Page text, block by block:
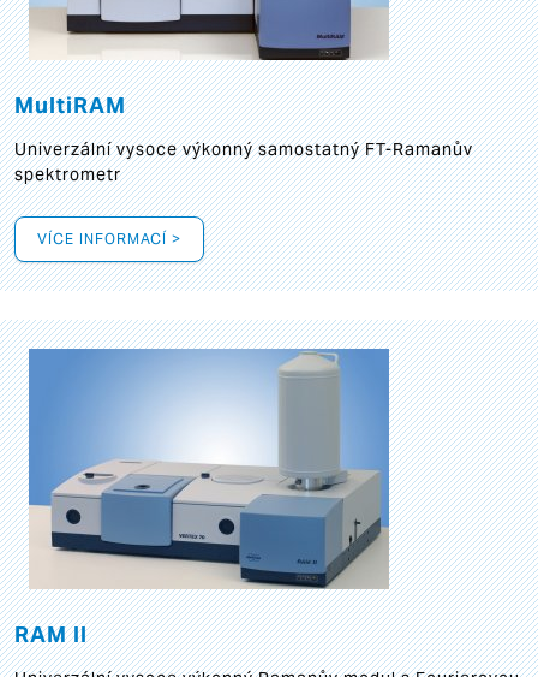
MultiRAM
Univerzální vysoce výkonný samostatný FT-Ramanův
spektrometr
VÍCE INFORMACÍ >
RAM II